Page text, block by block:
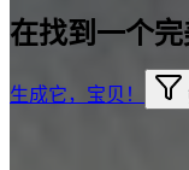
在找到一个
生成它，宝贝！